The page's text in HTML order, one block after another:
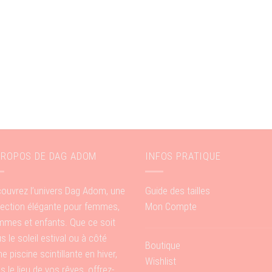
DE DAG ADOM
l’univers Dag Adom, une
élégante pour femmes,
et enfants. Que ce soit
le soleil estival ou à côté
piscine scintillante en hiver,
le lieu de vos rêves, offrez-
INFOS PRATIQUE
Guide des tailles
Mon Compte
Boutique
Wishlist